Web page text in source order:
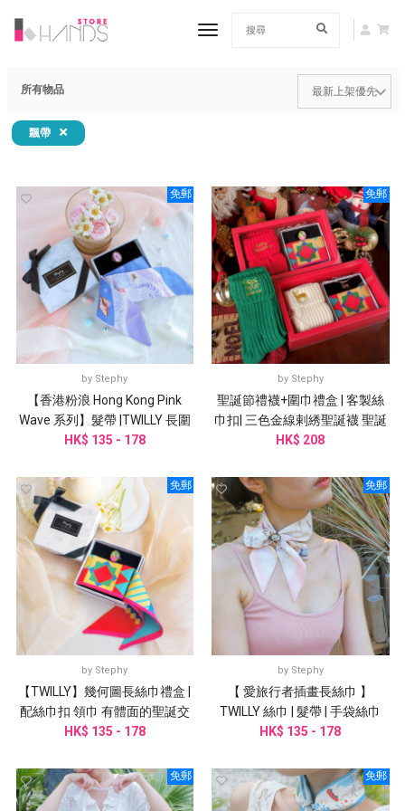
toggle navigation
所有物品
飄帶
免郵
by Stephy
【香港粉浪 Hong Kong Pink
Wave 系列】髮帶 |TWILLY 長圍
巾| 手袋綁帶｜
HK$ 135 - 178
免郵
by Stephy
聖誕節禮襪+圍巾禮盒 | 客製絲
巾扣| 三色金線剌綉聖誕襪 聖誕
禮盒
HK$ 208
免郵
by Stephy
【TWILLY】幾何圖長絲巾禮盒 |
配絲巾扣 領巾 有體面的聖誕交
換禮物
HK$ 135 - 178
免郵
by Stephy
【 愛旅行者插畫長絲巾 】
TWILLY 絲巾 | 髮帶 | 手袋絲巾
HK$ 135 - 178
免郵 免郵